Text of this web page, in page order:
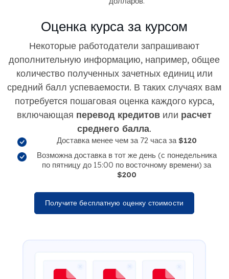
Оценка курса за курсом
Некоторые работодатели запрашивают
дополнительную информацию, например, общее
количество полученных зачетных единиц или
средний балл успеваемости. В таких случаях вам
потребуется пошаговая оценка каждого курса,
включающая перевод кредитов или расчет
среднего балла.
Доставка менее чем за 72 часа за $120
Возможна доставка в тот же день (с понедельника
по пятницу до 15:00 по восточному времени) за
$200
Получите бесплатную оценку стоимости